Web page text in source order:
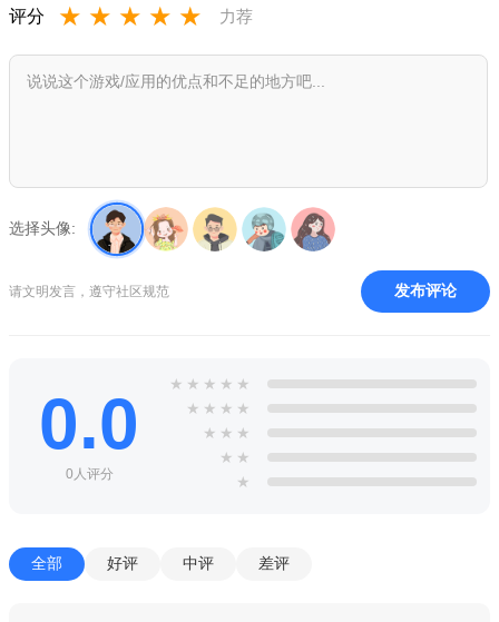
评分 ★ ★ ★ ★ ★ 力荐
选择头像:
请文明发言，遵守社区规范 发布评论
0.0
0人评分
★ ★ ★ ★ ★
★ ★ ★ ★
★ ★ ★
★ ★
★
全部 好评 中评 差评